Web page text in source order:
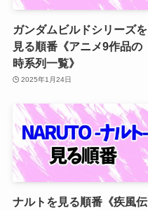
ガンダムビルドシリーズを
見る順番《アニメ9作品の
時系列一覧》
2025年1月24日
ナルトを見る順番《疾風伝